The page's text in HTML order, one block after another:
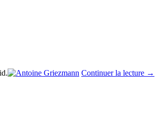
Continuer la lecture →